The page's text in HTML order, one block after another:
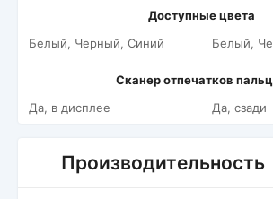
Доступные цвета
Белый, Черный, Синий
Белый,
Сканер отпечатков
Да, в дисплее
Да, сзади
Производительность